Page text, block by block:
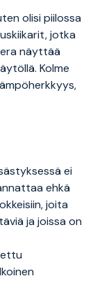
olisi piilossa
jotka
näyttää
Kolme
ei
ehkä
joita
ja joissa on